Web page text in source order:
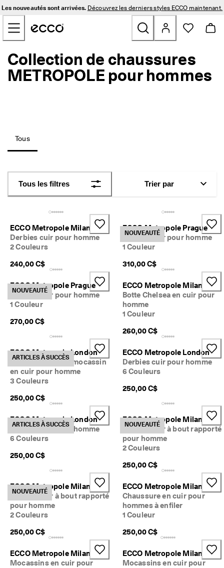
L
o
Les nouveautés sont arrivées. Découvrez les derniers styles ECCO maintenant.
Sauter au contenu de la page principale
Nouveautés
Hommes
Plein air
Mon compte
Inscrivez-vous ou ouvrez une session pour profiter de la livraison
standard gratuite sur toutes les commandes — sans minimum.
Connexion
Collection de chaussures
METROPOLE pour hommes
Tous
Tous les filtres Trier par
ECCO Metropole Milan
Derbies cuir pour homme
2 Couleurs
240,00 C$
NOUVEAUTÉ
ECCO Metropole Prague
Derbies cuir pour homme
1 Couleur
310,00 C$
NOUVEAUTÉ
ECCO Metropole Prague
Derbies cuir pour homme
1 Couleur
270,00 C$
ECCO Metropole Milan
Botte Chelsea en cuir pour
homme
1 Couleur
260,00 C$
ARTICLES À SUCCÈS
ECCO Metropole London
Chaussures bout mocassin
en cuir pour homme
3 Couleurs
250,00 C$
ECCO Metropole London
Derbies cuir pour homme
6 Couleurs
250,00 C$
ARTICLES À SUCCÈS
ECCO Metropole London
Derbies cuir pour homme
6 Couleurs
250,00 C$
NOUVEAUTÉ
ECCO Metropole Milan
Derbies cuir à bout rapporté
pour homme
2 Couleurs
250,00 C$
NOUVEAUTÉ
ECCO Metropole Milan
Derbies cuir à bout rapporté
pour homme
2 Couleurs
250,00 C$
ECCO Metropole Milan
Chaussure en cuir pour
hommes à enfiler
1 Couleur
250,00 C$
ECCO Metropole Milan
Mocassins en cuir pour
ECCO Metropole Milan
Mocassins en cuir pour